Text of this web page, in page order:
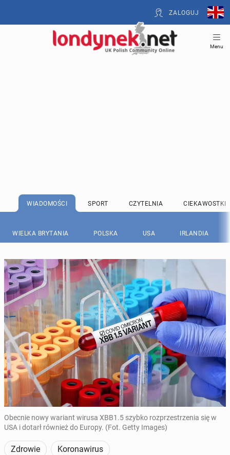
ZALOGUJ
Menu
WIADOMOŚCI SPORT CZYTELNIA CIEKAWOSTKI
WIELKA BRYTANIA POLSKA USA IRLANDIA
Obecnie nowy wariant wirusa XBB1.5 szybko rozprzestrzenia się w
USA i dotarł również do Europy. (Fot. Getty Images)
Zdrowie Koronawirus